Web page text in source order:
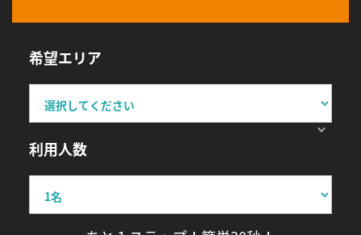
希望エリア
利用人数